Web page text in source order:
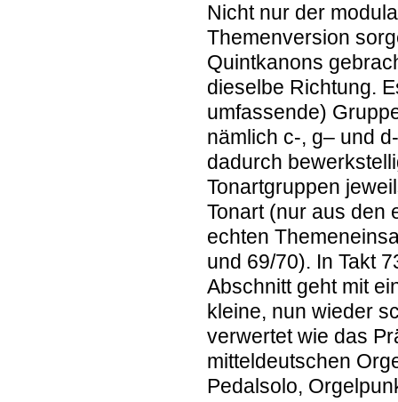
Nicht nur der
Themenversion
Quintkanons
dieselbe Richtung.
umfassende)
nämlich c-, g– und
dadurch
Tonartgruppen
Tonart (nur aus den
echten
und 69/70). In Takt
Abschnitt geht mit
kleine, nun wieder
verwertet wie das
mitteldeutschen
Pedalsolo,